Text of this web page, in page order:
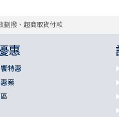
劃撥、超商取貨付款
惠
特惠
案